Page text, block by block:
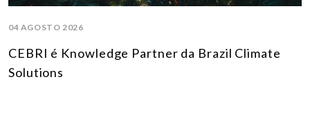
04 AGOSTO 2026
CEBRI é Knowledge Partner da Brazil Climate
Solutions